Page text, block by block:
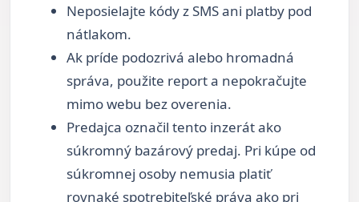
Neposielajte kódy z SMS ani platby pod
nátlakom.
Ak príde podozrivá alebo hromadná
správa, použite report a nepokračujte
mimo webu bez overenia.
Predajca označil tento inzerát ako
súkromný bazárový predaj. Pri kúpe od
súkromnej osoby nemusia platiť
rovnaké spotrebiteľské práva ako pri